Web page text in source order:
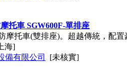
托車 SGW600F-單排座
托車(雙排座)。超越傳統，
海]
備有限公司
[未核實]